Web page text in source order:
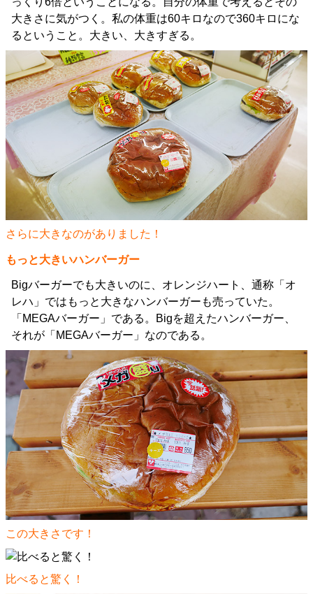
大きさに気がつく。私の体重は60キロなので360キロにな
るということ。大きい、大きすぎる。
さらに大きなのがありました！
もっと大きいハンバーガー
Bigバーガーでも大きいのに、オレンジハート、通称「オ
レハ」ではもっと大きなハンバーガーも売っていた。
「MEGAバーガー」である。Bigを超えたハンバーガー、
それが「MEGAバーガー」なのである。
この大きさです！
比べると驚く！